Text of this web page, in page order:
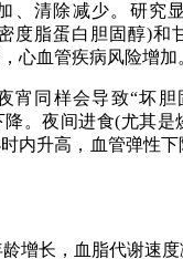
、清除减少。研究
度脂蛋白胆固醇)和
心血管疾病风险增加
同样会导致“坏胆
降。夜间进食(尤其是
内升高，血管弹性
长，血脂代谢速度